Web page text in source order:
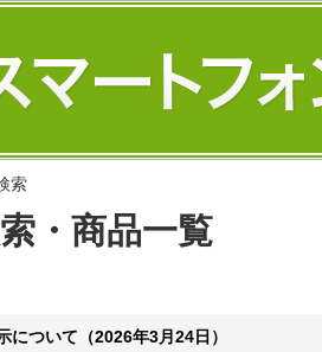
索
・商品一覧
について（2026年3月24日）